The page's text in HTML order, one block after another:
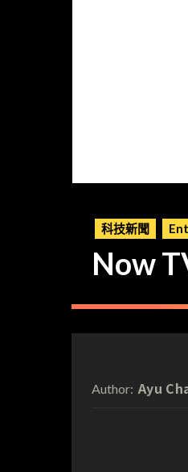
科技新聞
Now
Author: Ayu